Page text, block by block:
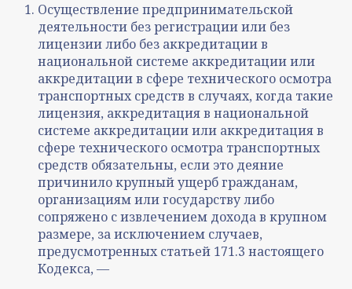
Осуществление предпринимательской
деятельности без регистрации или без
лицензии либо без аккредитации в
национальной системе аккредитации или
аккредитации в сфере технического осмотра
транспортных средств в случаях, когда такие
лицензия, аккредитация в национальной
системе аккредитации или аккредитация в
сфере технического осмотра транспортных
средств обязательны, если это деяние
причинило крупный ущерб гражданам,
организациям или государству либо
сопряжено с извлечением дохода в крупном
размере, за исключением случаев,
предусмотренных статьей 171.3 настоящего
Кодекса, —